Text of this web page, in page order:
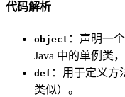
代码解析
object ：声明一
Java 中的单例类
def ：用于定义方
类似）。